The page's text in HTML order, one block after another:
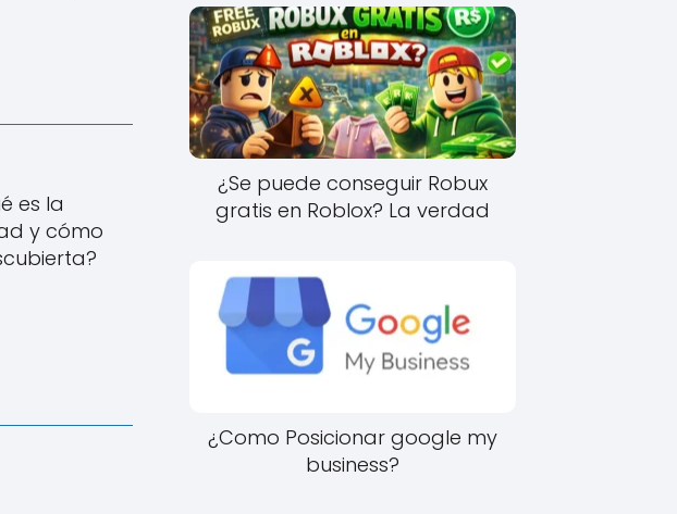
es la
y cómo
¿Se puede conseguir Robux
gratis en Roblox? La verdad
¿Como Posicionar google my
business?